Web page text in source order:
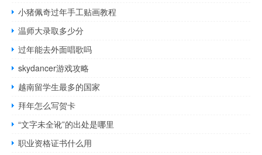
小猪佩奇过年手工贴画教程
温师大录取多少分
过年能去外面唱歌吗
skydancer游戏攻略
越南留学生最多的国家
拜年怎么写贺卡
“文字未全讹”的出处是哪里
职业资格证书什么用